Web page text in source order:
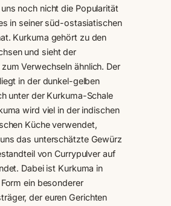
noch nicht die Popularität
in seiner süd-ostasiatischen
Kurkuma gehört zu den
und sieht der
Verwechseln ähnlich. Der
in der dunkel-gelben
unter der Kurkuma-Schale
wird viel in der indischen
Küche verwendet,
das unterschätzte Gewürz
von Currypulver auf
Dabei ist Kurkuma in
ein besonderer
der euren Gerichten